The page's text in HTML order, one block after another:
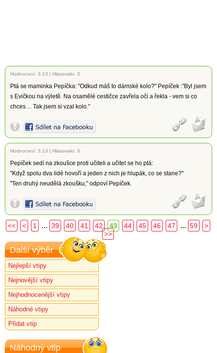
Hodnocení: 3.13 | Hlasovalo: 3
Ptá se maminka Pepíčka: "Odkud máš to dámské kolo?" Pepíček :"Byl jsem
s Evičkou na výletě. Na osamělé cestičce zavřela oči a řekla - vem si co
chces ... Tak jsem si vzal kolo."
Hodnocení: 3.13 | Hlasovalo: 3
Pepíček sedí na zkoušce proti učiteli a učitel se ho ptá:
"Když spolu dva lidé hovoří a jeden z nich je hlupák, co se stane?"
"Ten druhý neudělá zkoušku," odpoví Pepíček.
<< < 1 ... 39 40 41 42 43 44 45 46 47 ... 59
>
>>
Další výběr
Nejlepší vtipy
Nejnovější vtipy
Nejhodnocenější vtipy
Náhodné vtipy
Přidat vtip
Náhodný vtip